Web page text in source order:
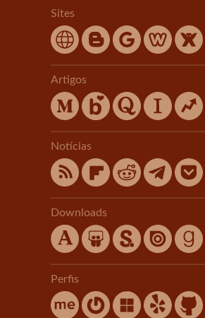
Sites
Artigos
Notícias
Downloads
Perfis